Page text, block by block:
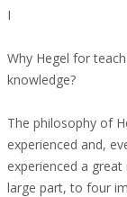
I
Why Hegel for
knowledge?
The philosophy of
experienced and,
experienced a
large part, to four